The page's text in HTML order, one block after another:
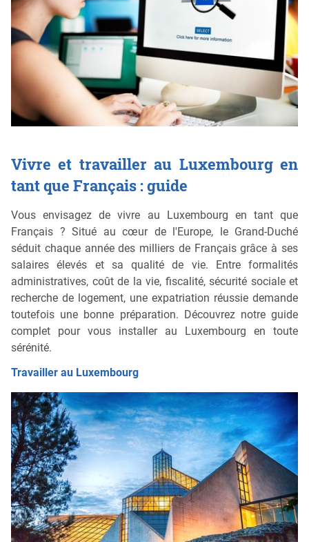
Vivre et travailler au Luxembourg en
tant que Français : guide
Vous envisagez de vivre au Luxembourg en tant que
Français ? Situé au cœur de l'Europe, le Grand-Duché
séduit chaque année des milliers de Français grâce à ses
salaires élevés et sa qualité de vie. Entre formalités
administratives, coût de la vie, fiscalité, sécurité sociale et
recherche de logement, une expatriation réussie demande
toutefois une bonne préparation. Découvrez notre guide
complet pour vous installer au Luxembourg en toute
sérénité.
Travailler au Luxembourg